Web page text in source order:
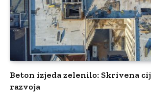
Beton izjeda zelenilo: Skrivena
razvoja